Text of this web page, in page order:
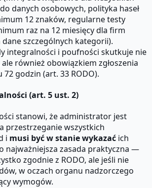
danych osobowych, polityka haseł
12 znaków, regularne testy
raz na 12 miesięcy dla firm
szczególnych kategorii).
integralności i poufności skutkuje nie
również obowiązkiem zgłoszenia
godzin (art. 33 RODO).
(art. 5 ust. 2)
stanowi, że administrator jest
przestrzeganie wszystkich
i musi być w stanie wykazać ich
najważniejsza zasada praktyczna —
zgodnie z RODO, ale jeśli nie
w oczach organu nadzorczego
wymogów.